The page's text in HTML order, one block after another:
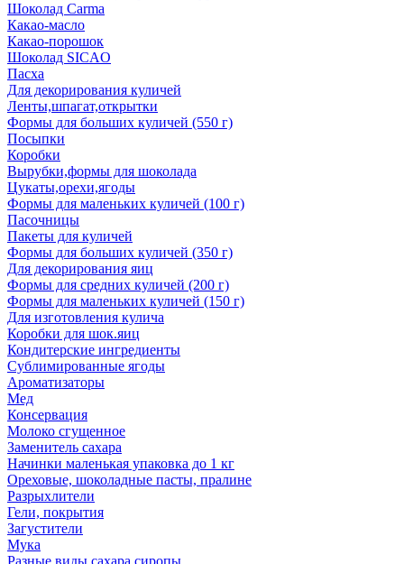
Шоколад Carma
Какао-масло
Какао-порошок
Шоколад SICAO
Пасха
Для декорирования куличей
Ленты,шпагат,открытки
Формы для больших куличей (550 г)
Посыпки
Коробки
Вырубки,формы для шоколада
Цукаты,орехи,ягоды
Формы для маленьких куличей (100 г)
Пасочницы
Пакеты для куличей
Формы для больших куличей (350 г)
Для декорирования яиц
Формы для средних куличей (200 г)
Формы для маленьких куличей (150 г)
Для изготовления кулича
Коробки для шок.яиц
Кондитерские ингредиенты
Сублимированные ягоды
Ароматизаторы
Мед
Консервация
Молоко сгущенное
Заменитель сахара
Начинки маленькая упаковка до 1 кг
Ореховые, шоколадные пасты, пралине
Разрыхлители
Гели, покрытия
Загустители
Мука
Разные виды сахара,сиропы